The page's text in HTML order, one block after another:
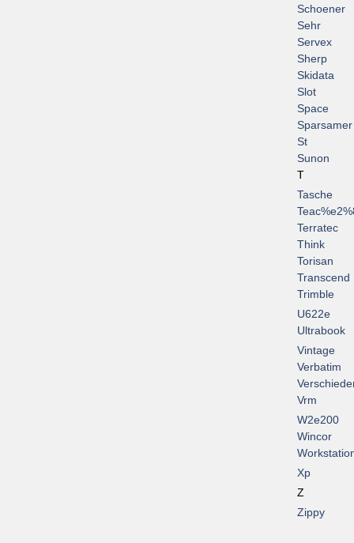
Schoener
Sehr
Servex
Sherp
Skidata
Slot
Space
Sparsamer
St
Sunon
T
Tasche
Terratec
Think
Torisan
Transcend
Trimble
U622e
Ultrabook
Vintage
Verbatim
Vrm
W2e200
Wincor
Xp
Z
Zippy